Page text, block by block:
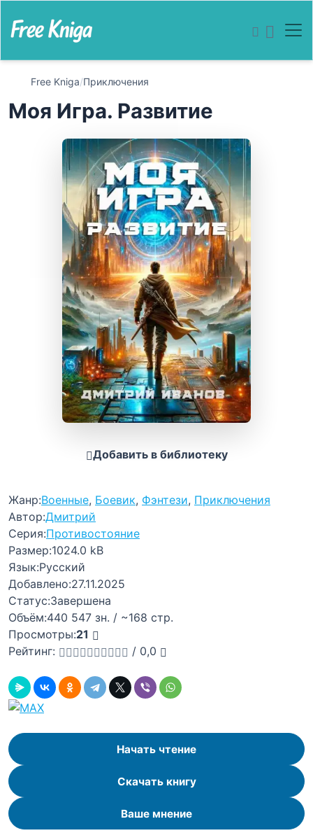
Free Kniga/Приключения
Моя Игра. Развитие
Добавить в библиотеку
Жанр:Военные, Боевик, Фэнтези, Приключения
Автор:Дмитрий
Серия:Противостояние
Размер:1024.0 kB
Язык:Русский
Добавлено:27.11.2025
Статус:Завершена
Объём:440 547 зн. / ~168 стр.
Просмотры:21
Рейтинг:
/ 0,0
Начать чтение
Скачать книгу
Ваше мнение